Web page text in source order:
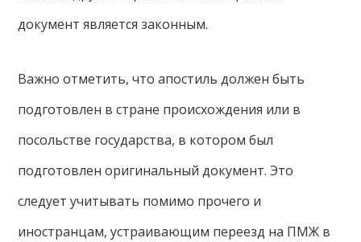
документ является законным.
Важно отметить, что апостиль должен быть
подготовлен в стране происхождения или в
посольстве государства, в котором был
подготовлен оригинальный документ. Это
следует учитывать помимо прочего и
иностранцам, устраивающим переезд на ПМЖ в